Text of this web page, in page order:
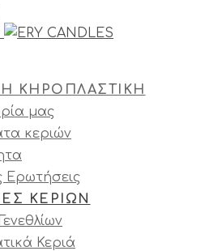
ΚΗΡΟΠΛΑΣΤΙΚΗ
μας
κεριών
Ερωτήσεις
ΚΕΡΙΩΝ
Κεριά